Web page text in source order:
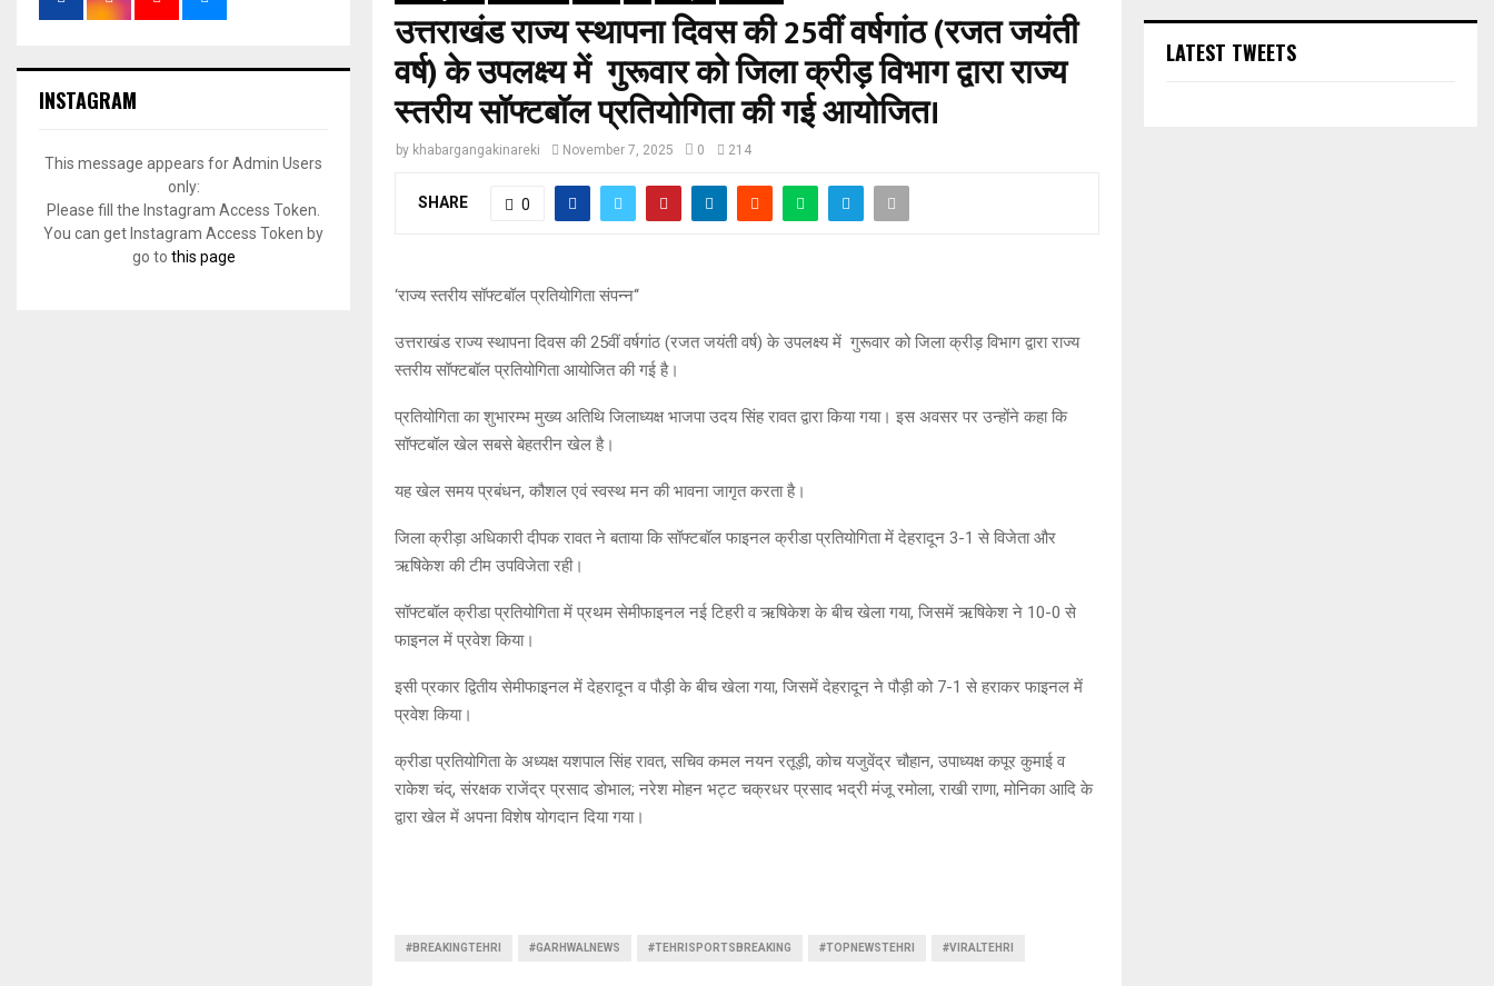
उत्तराखंड राज्य स्थापना दिवस की 25वीं वर्षगांठ (रजत जयंती
वर्ष) के उपलक्ष्य में गुरूवार को जिला क्रीड़ विभाग द्वारा राज्य
स्तरीय सॉफ्टबॉल प्रतियोगिता की गई आयोजित।
by khabargangakinareki November 7, 2025 0 214
SHARE 0
‘राज्य स्तरीय सॉफ्टबॉल प्रतियोगिता संपन्न‘‘
उत्तराखंड राज्य स्थापना दिवस की 25वीं वर्षगांठ (रजत जयंती वर्ष) के उपलक्ष्य में गुरूवार को जिला क्रीड़ विभाग द्वारा राज्य
स्तरीय सॉफ्टबॉल प्रतियोगिता आयोजित की गई है।
प्रतियोगिता का शुभारम्भ मुख्य अतिथि जिलाध्यक्ष भाजपा उदय सिंह रावत द्वारा किया गया। इस अवसर पर उन्होंने कहा कि
सॉफ्टबॉल खेल सबसे बेहतरीन खेल है।
यह खेल समय प्रबंधन, कौशल एवं स्वस्थ मन की भावना जागृत करता है।
जिला क्रीड़ा अधिकारी दीपक रावत ने बताया कि सॉफ्टबॉल फाइनल क्रीडा प्रतियोगिता में देहरादून 3-1 से विजेता और
ऋषिकेश की टीम उपविजेता रही।
सॉफ्टबॉल क्रीडा प्रतियोगिता में प्रथम सेमीफाइनल नई टिहरी व ऋषिकेश के बीच खेला गया, जिसमें ऋषिकेश ने 10-0 से
फाइनल में प्रवेश किया।
इसी प्रकार द्वितीय सेमीफाइनल में देहरादून व पौड़ी के बीच खेला गया, जिसमें देहरादून ने पौड़ी को 7-1 से हराकर फाइनल में
प्रवेश किया।
क्रीडा प्रतियोगिता के अध्यक्ष यशपाल सिंह रावत, सचिव कमल नयन रतूड़ी, कोच यजुवेंद्र चौहान, उपाध्यक्ष कपूर कुमाई व
राकेश चंद्, संरक्षक राजेंद्र प्रसाद डोभाल; नरेश मोहन भट्ट चक्रधर प्रसाद भद्री मंजू रमोला, राखी राणा, मोनिका आदि के
द्वारा खेल में अपना विशेष योगदान दिया गया।
#BREAKINGTEHRI #GARHWALNEWS #TEHRISPORTSBREAKING #TOPNEWSTEHRI #VIRALTEHRI
INSTAGRAM
This message appears for Admin Users
only:
Please fill the Instagram Access Token.
You can get Instagram Access Token by
go to this page
LATEST TWEETS